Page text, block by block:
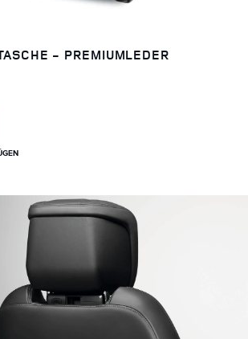
- PREMIUMLEDER